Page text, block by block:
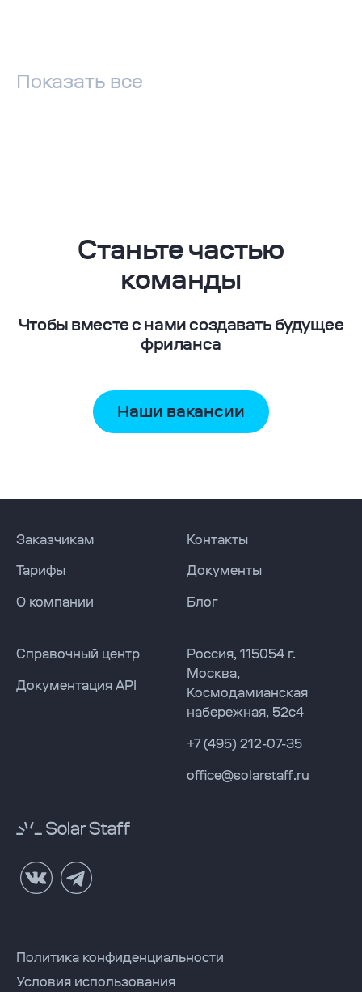
Показать все
Станьте частью
команды
Чтобы вместе с нами создавать будущее
фриланса
Наши вакансии
Навигация по сайту
Заказчикам
Тарифы
О компании
Контакты
Документы
Блог
Справочный центр
Документация API
Solar Staff
Solar Staff
Россия, 115054 г.
Москва,
Космодамианская
набережная, 52с4RUS
+7 (495) 212-07-35
office@solarstaff.ru
Служебные ссылки
Политика конфиденциальности
Условия использования